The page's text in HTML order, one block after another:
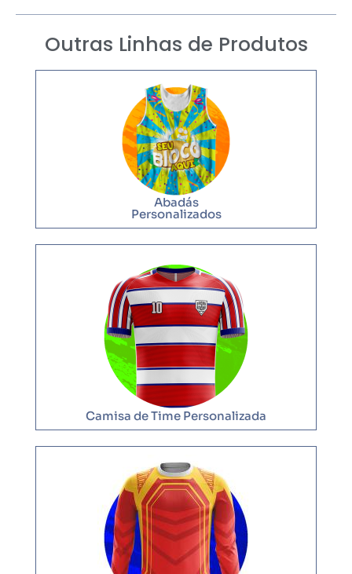
Outras Linhas de Produtos
Abadás
Personalizados
Camisa de Time Personalizada